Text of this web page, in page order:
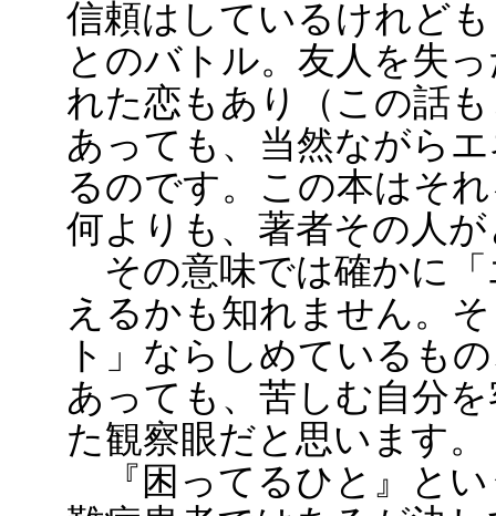
信頼はしているけれど
とのバトル。友人を失
れた恋もあり（この話
あっても、当然ながら
るのです。この本はそ
何よりも、著者その人
その意味では確かに「
えるかも知れません。
ト」ならしめているも
あっても、苦しむ自分
た観察眼だと思います。
『困ってるひと』とい